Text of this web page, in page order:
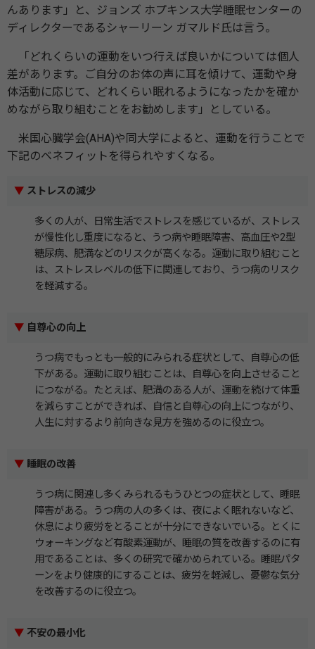
んあります」と、ジョンズ ホプキンス大学睡眠センターの
ディレクターであるシャーリーン ガマルド氏は言う。
「どれくらいの運動をいつ行えば良いかについては個人
差があります。ご自分のお体の声に耳を傾けて、運動や身
体活動に応じて、どれくらい眠れるようになったかを確か
めながら取り組むことをお勧めします」としている。
米国心臓学会(AHA)や同大学によると、運動を行うことで
下記のベネフィットを得られやすくなる。
▼ ストレスの減少
多くの人が、日常生活でストレスを感じているが、ストレス
が慢性化し重度になると、うつ病や睡眠障害、高血圧や2型
糖尿病、肥満などのリスクが高くなる。運動に取り組むこと
は、ストレスレベルの低下に関連しており、うつ病のリスク
を軽減する。
▼ 自尊心の向上
うつ病でもっとも一般的にみられる症状として、自尊心の低
下がある。運動に取り組むことは、自尊心を向上させること
につながる。たとえば、肥満のある人が、運動を続けて体重
を減らすことができれば、自信と自尊心の向上につながり、
人生に対するより前向きな見方を強めるのに役立つ。
▼ 睡眠の改善
うつ病に関連し多くみられるもうひとつの症状として、睡眠
障害がある。うつ病の人の多くは、夜によく眠れないなど、
休息により疲労をとることが十分にできないでいる。とくに
ウォーキングなど有酸素運動が、睡眠の質を改善するのに有
用であることは、多くの研究で確かめられている。睡眠パタ
ーンをより健康的にすることは、疲労を軽減し、憂鬱な気分
を改善するのに役立つ。
▼ 不安の最小化